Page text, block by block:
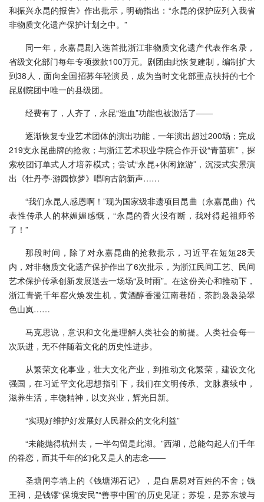
和振兴永昆的报告》作出批示，明确指出：“永昆的保护应列入我省
非物质文化遗产保护计划之中。”
同一年，永嘉昆剧入选首批浙江非物质文化遗产代表作名录，
省级文化部门每年专项拨款100万元。剧团由此恢复建制，编制扩大
到38人，面向全国招募年轻演员，成为当时文化部重点扶持的七个
昆剧院团中唯一的县级团。
经费有了，人齐了，永昆“造血”功能也被激活了——
逐渐恢复专业艺术团体的演出功能，一年演出超过200场；完成
219支永昆曲牌的抢救；与浙江艺术职业学院合作开设“青苗班”，探
索校团订单式人才培养模式；尝试“永昆+休闲旅游”，沉浸式实景演
出《牡丹亭·游园惊梦》唱响古韵新声……
“我们永昆人感恩啊！”现为国家级非遗项目昆曲（永嘉昆曲）代
表性传承人的林媚媚感慨，“永昆的香火没有断，我对得起祖师爷
了！”
那段时间，除了对永嘉昆曲的抢救批示，习近平在短短28天
内，对非物质文化遗产保护作出了6次批示，为浙江民间工艺、民间
艺术保护传承创新发展送去一场场“及时雨”。在这份关心和推动下，
浙江青瓷千年窑火焕发生机，黄酒醇香漫江南巷陌，茶韵袅袅染翠
色山岚……
马克思说，意识和文化是理解人类社会的前提。人类社会每一
次跃进，无不伴随着文化的历史性进步。
从繁荣文化事业，壮大文化产业，到推动文化繁荣，建设文化
强国，在习近平文化思想指引下，我们在文明传承、文脉赓续中，
滋养生活，丰饶精神，以文兴业，辉光日新。
“实现好维护好发展好人民群众的文化利益”
“未能抛得杭州去，一半勾留是此湖。”西湖，总能勾起人们千年
的眷恋，而其千年的幻化又是人的志念——
圣塘闸亭墙上的《钱塘湖石记》，是白居易对百姓的不舍；钱
王祠，是钱镠“保境安民”“善事中国”的历史见证；苏堤，是苏东坡与